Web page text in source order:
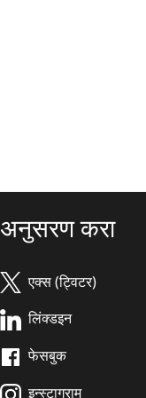
अनुसरण करा
एक्स (ट्विटर)
लिंक्डइन
फेसबुक
इन्स्टाग्राम